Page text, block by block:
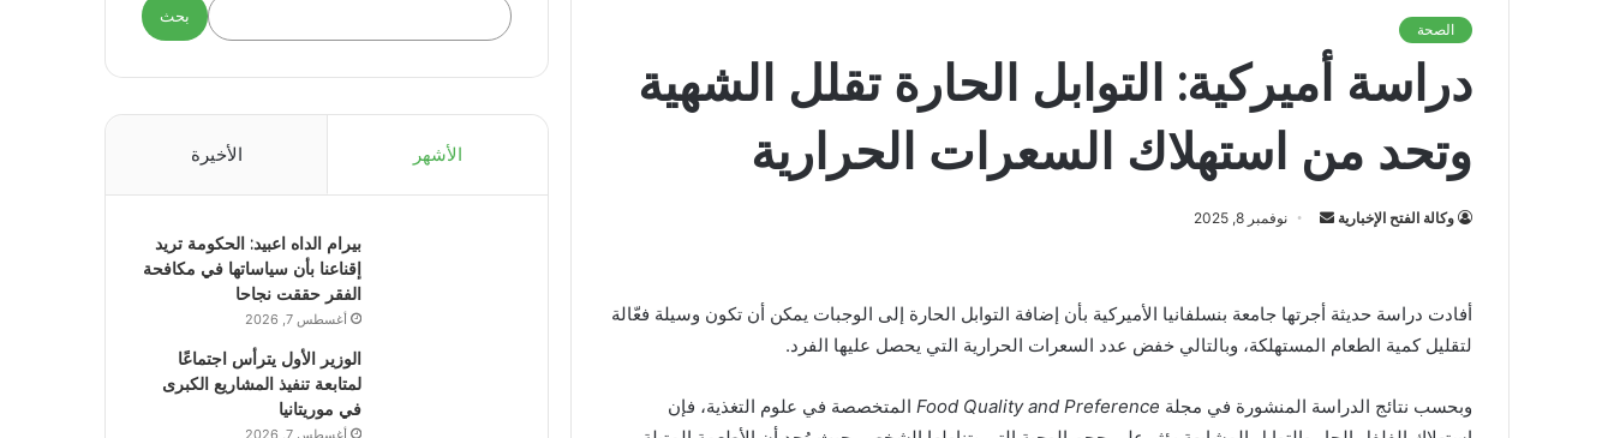
الصحة
دراسة أميركية: التوابل الحارة تقلل الشهية
وتحد من استهلاك السعرات الحرارية
وكالة الفتح الإخبارية
أرسل نوفمبر 8, 2025
أفادت دراسة حديثة أجرتها جامعة بنسلفانيا الأميركية بأن إضافة التوابل الحارة إلى الوجبات يمكن أن تكون وسيلة فعّالة
لتقليل كمية الطعام المستهلكة، وبالتالي خفض عدد السعرات الحرارية التي يحصل عليها الفرد.
وبحسب نتائج الدراسة المنشورة في مجلة Food Quality and Preference المتخصصة في علوم التغذية، فإن
بحث
الأشهر الأخيرة
بيرام الداه اعبيد: الحكومة تريد
إقناعنا بأن سياساتها في مكافحة
الفقر حققت نجاحا
أغسطس 7, 2026
الوزير الأول يترأس اجتماعًا
لمتابعة تنفيذ المشاريع الكبرى
في موريتانيا
أغسطس 7, 2026